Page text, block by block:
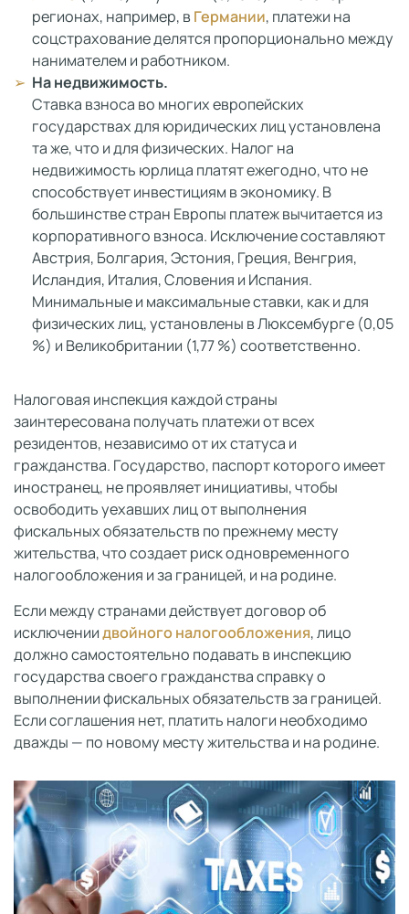
регионах, например, вГермании, платежи на
соцстрахование делятся пропорционально между
нанимателем и работником.
На недвижимость.
Ставка взноса во многих европейских
государствах для юридических лиц установлена
та же, что и для физических. Налог на
недвижимость юрлица платят ежегодно, что не
способствует инвестициям в экономику. В
большинстве стран Европы платеж вычитается из
корпоративного взноса. Исключение составляют
Австрия, Болгария, Эстония, Греция, Венгрия,
Исландия, Италия, Словения и Испания.
Минимальные и максимальные ставки, как и для
физических лиц, установлены в Люксембурге (0,05
%) и Великобритании (1,77 %) соответственно.
Налоговая инспекция каждой страны
заинтересована получать платежи от всех
резидентов, независимо от их статуса и
гражданства. Государство, паспорт которого имеет
иностранец, не проявляет инициативы, чтобы
освободить уехавших лиц от выполнения
фискальных обязательств по прежнему месту
жительства, что создает риск одновременного
налогообложения и за границей, и на родине.
Если между странами действует договор об
исключениидвойного налогообложения, лицо
должно самостоятельно подавать в инспекцию
государства своего гражданства справку о
выполнении фискальных обязательств за границей.
Если соглашения нет, платить налоги необходимо
дважды — по новому месту жительства и на родине.